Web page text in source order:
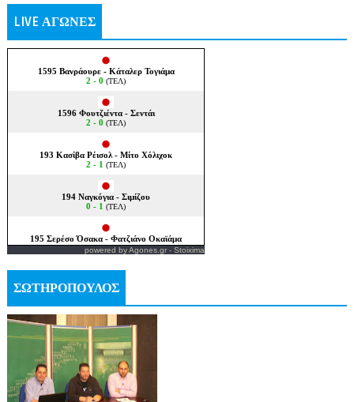
LIVE ΑΓΩΝΕΣ
powered byAgones.gr- Stoixima
ΣΩΤΗΡΟΠΟΥΛΟΣ